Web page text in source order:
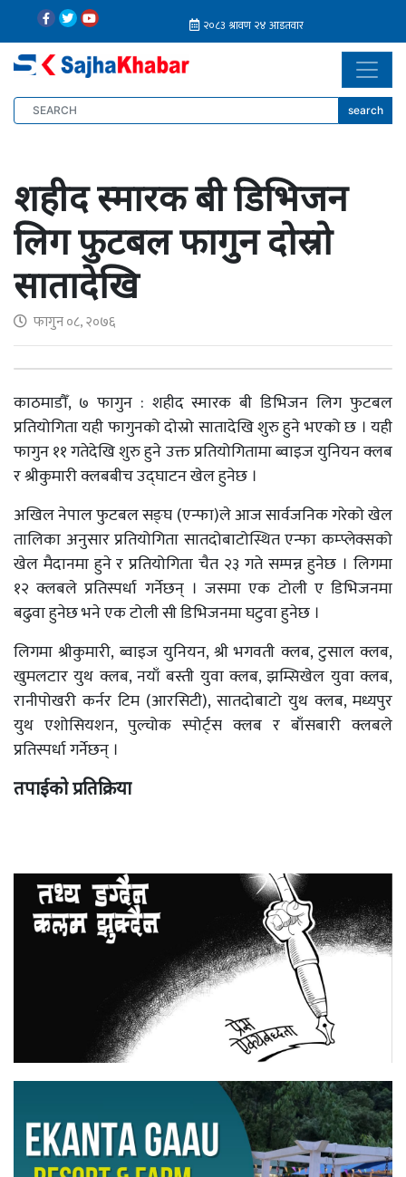
search
शहीद स्मारक बी डिभिजन
लिग फुटबल फागुन दोस्रो
सातादेखि
फागुन ०८, २०७६
काठमाडौँ, ७ फागुन : शहीद स्मारक बी डिभिजन लिग फुटबल
प्रतियोगिता यही फागुनको दोस्रो सातादेखि शुरु हुने भएको छ । यही
फागुन ११ गतेदेखि शुरु हुने उक्त प्रतियोगितामा ब्वाइज युनियन क्लब
र श्रीकुमारी क्लबबीच उद्घाटन खेल हुनेछ ।
अखिल नेपाल फुटबल सङ्घ (एन्फा)ले आज सार्वजनिक गरेको खेल
तालिका अनुसार प्रतियोगिता सातदोबाटोस्थित एन्फा कम्प्लेक्सको
खेल मैदानमा हुने र प्रतियोगिता चैत २३ गते सम्पन्न हुनेछ । लिगमा
१२ क्लबले प्रतिस्पर्धा गर्नेछन् । जसमा एक टोली ए डिभिजनमा
बढुवा हुनेछ भने एक टोली सी डिभिजनमा घटुवा हुनेछ ।
लिगमा श्रीकुमारी, ब्वाइज युनियन, श्री भगवती क्लब, टुसाल क्लब,
खुमलटार युथ क्लब, नयाँ बस्ती युवा क्लब, झम्सिखेल युवा क्लब,
रानीपोखरी कर्नर टिम (आरसिटी), सातदोबाटो युथ क्लब, मध्यपुर
युथ एशोसियशन, पुल्चोक स्पोर्ट्स क्लब र बाँसबारी क्लबले
प्रतिस्पर्धा गर्नेछन् ।
तपाईको प्रतिक्रिया